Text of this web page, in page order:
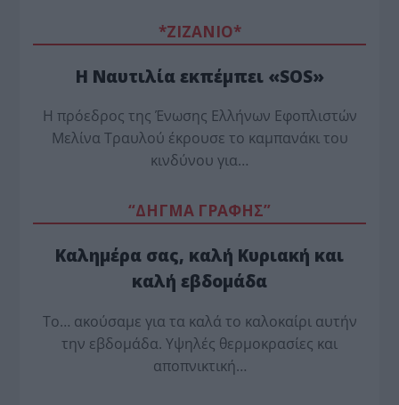
*ZΙΖΑΝΙΟ*
Η Ναυτιλία εκπέμπει «SOS»
Η πρόεδρος της Ένωσης Ελλήνων Εφοπλιστών
Μελίνα Τραυλού έ­κρουσε το καμπανάκι του
κινδύνου για…
“ΔΗΓΜΑ ΓΡΑΦΗΣ”
Καλημέρα σας, καλή Κυριακή και
καλή εβδομάδα
Το… ακούσαμε για τα καλά το καλοκαίρι αυτήν
την εβδομάδα. Υψηλές θερμοκρασίες και
αποπνικτική…